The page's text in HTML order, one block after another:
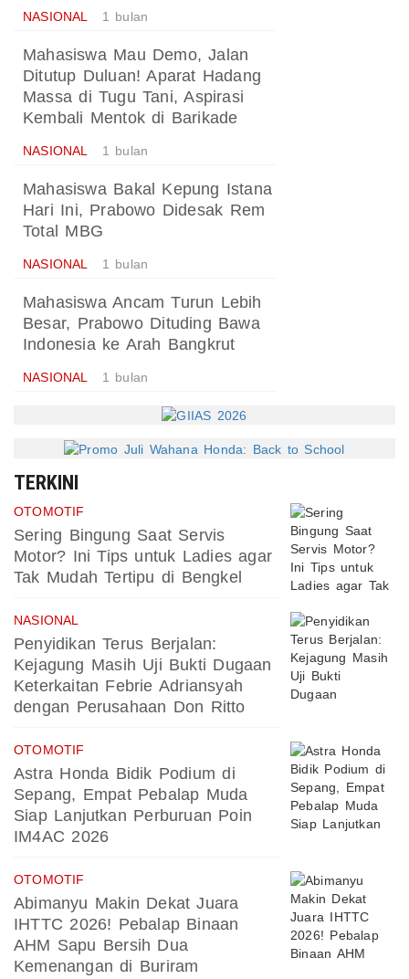
NASIONAL 1 bulan
Mahasiswa Mau Demo, Jalan
Ditutup Duluan! Aparat Hadang
Massa di Tugu Tani, Aspirasi
Kembali Mentok di Barikade
NASIONAL 1 bulan
Mahasiswa Bakal Kepung Istana
Hari Ini, Prabowo Didesak Rem
Total MBG
NASIONAL 1 bulan
Mahasiswa Ancam Turun Lebih
Besar, Prabowo Dituding Bawa
Indonesia ke Arah Bangkrut
NASIONAL 1 bulan
TERKINI
OTOMOTIF
Sering Bingung Saat Servis
Motor? Ini Tips untuk Ladies agar
Tak Mudah Tertipu di Bengkel
NASIONAL
Penyidikan Terus Berjalan:
Kejagung Masih Uji Bukti Dugaan
Keterkaitan Febrie Adriansyah
dengan Perusahaan Don Ritto
OTOMOTIF
Astra Honda Bidik Podium di
Sepang, Empat Pebalap Muda
Siap Lanjutkan Perburuan Poin
IM4AC 2026
OTOMOTIF
Abimanyu Makin Dekat Juara
IHTTC 2026! Pebalap Binaan
AHM Sapu Bersih Dua
Kemenangan di Buriram